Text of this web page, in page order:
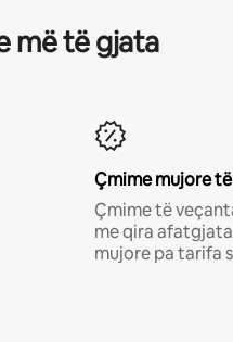
më të gjata
Çmime mujore
Çmime të
me qira
mujore pa tarifa